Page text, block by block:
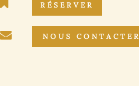
RÉSERVER
NOUS CONTACTER